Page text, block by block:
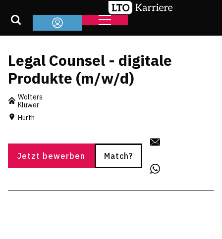
Legal Counsel - digitale
Produkte (m/w/d)
Wolters
Kluwer
Hürth
Jetzt bewerben Match?